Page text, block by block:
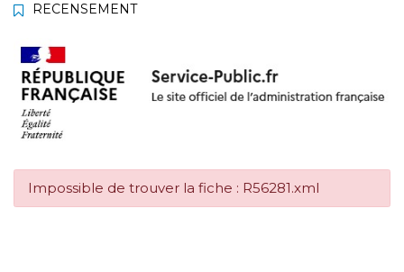
RECENSEMENT
Impossible de trouver la fiche : R56281.xml